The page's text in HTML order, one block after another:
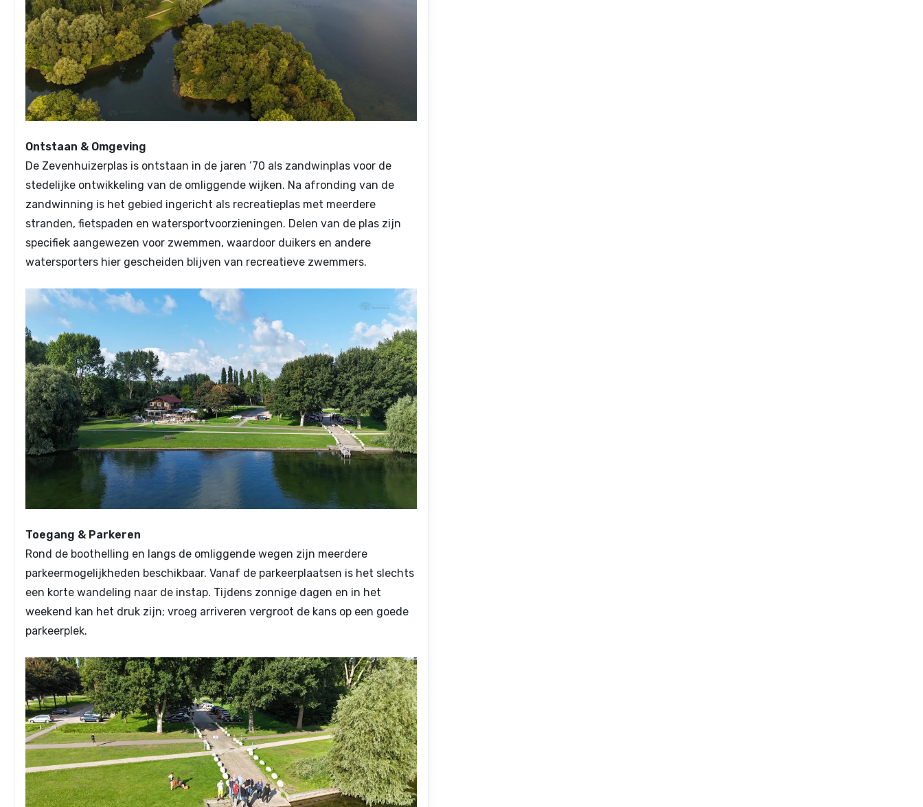
Ontstaan & Omgeving
De Zevenhuizerplas is ontstaan in de jaren ’70 als zandwinplas voor de
stedelijke ontwikkeling van de omliggende wijken. Na afronding van de
zandwinning is het gebied ingericht als recreatieplas met meerdere
stranden, fietspaden en watersportvoorzieningen. Delen van de plas zijn
specifiek aangewezen voor zwemmen, waardoor duikers en andere
watersporters hier gescheiden blijven van recreatieve zwemmers.
Toegang & Parkeren
Rond de boothelling en langs de omliggende wegen zijn meerdere
parkeermogelijkheden beschikbaar. Vanaf de parkeerplaatsen is het slechts
een korte wandeling naar de instap. Tijdens zonnige dagen en in het
weekend kan het druk zijn; vroeg arriveren vergroot de kans op een goede
parkeerplek.